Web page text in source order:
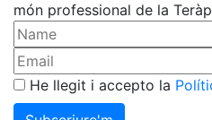
món professional de la
He llegit i accepto la